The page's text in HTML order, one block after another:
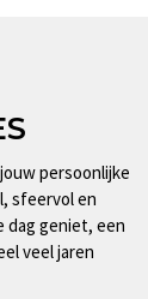
persoonlijke
sfeervol en
dag geniet, een
veel jaren